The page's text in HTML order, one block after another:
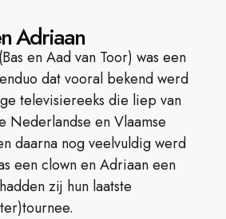
Adriaan
en Aad van Toor) was een
dat vooral bekend werd
televisiereeks die liep van
Nederlandse en Vlaamse
daarna nog veelvuldig werd
een clown en Adriaan een
zij hun laatste